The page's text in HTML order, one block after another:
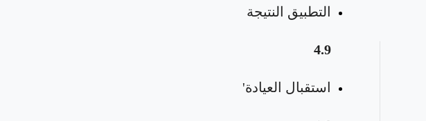
التطبيق النتيجة
4.9
استقبال العيادة'